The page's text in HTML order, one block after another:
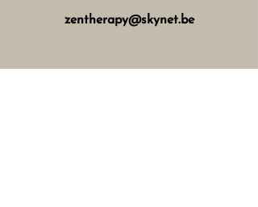
zentherapy@skynet.be